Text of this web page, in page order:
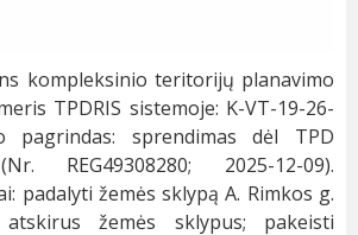
kompleksinio teritorijų planavimo
TPDRIS sistemoje: K-VT-19-26-
pagrindas: sprendimas dėl TPD
REG49308280; 2025-12-09).
padalyti žemės sklypą A. Rimkos g.
žemės sklypus; pakeisti